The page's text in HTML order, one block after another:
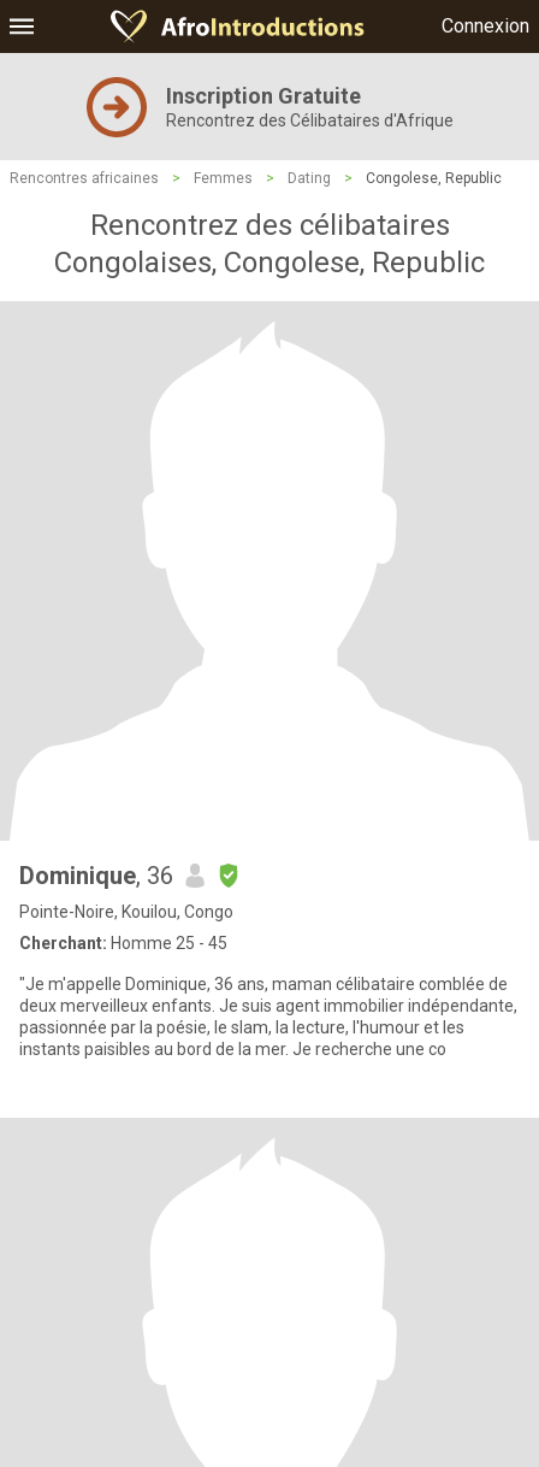
Connexion
Inscription Gratuite
Rencontrez des Célibataires d'Afrique
Rencontres africaines > Femmes > Dating > Congolese, Republic
Rencontrez des célibataires
Congolaises, Congolese, Republic
Dominique, 36
Pointe-Noire, Kouilou, Congo
Cherchant: Homme 25 - 45
"Je m'appelle Dominique, 36 ans, maman célibataire comblée de
deux merveilleux enfants. Je suis agent immobilier indépendante,
passionnée par la poésie, le slam, la lecture, l'humour et les
instants paisibles au bord de la mer. Je recherche une co